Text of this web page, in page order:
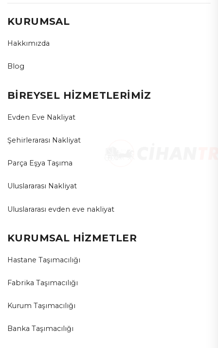
KURUMSAL
Hakkımızda
Blog
BİREYSEL HİZMETLERİMİZ
Evden Eve Nakliyat
Şehirlerarası Nakliyat
Parça Eşya Taşıma
Uluslararası Nakliyat
Uluslararası evden eve nakliyat
KURUMSAL HİZMETLER
Hastane Taşımacılığı
Fabrika Taşımacılığı
Kurum Taşımacılığı
Banka Taşımacılığı